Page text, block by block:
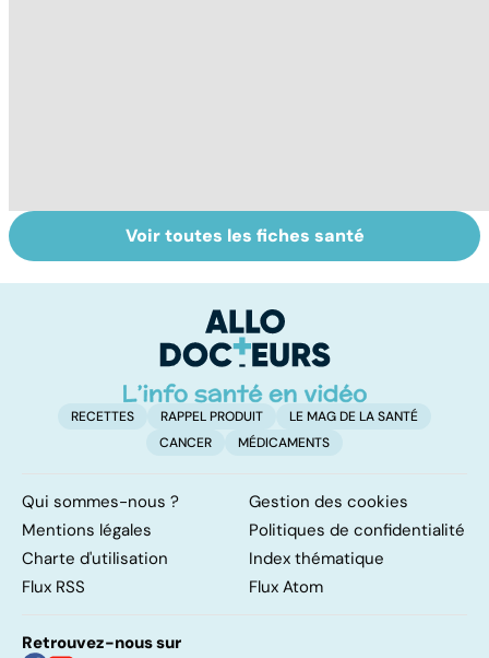
Comment tenir
ses bonnes
Muscler ses
abdos pour
ventre plat
Voir toutes les fiches santé
RECETTES RAPPEL PRODUIT
LE MAG DE LA SANTÉ
CANCER
MÉDICAMENTS
Qui sommes-nous ?
Gestion des cookies
Mentions légales
Politiques de confidentialité
Charte d'utilisation
Index thématique
Flux RSS
Flux Atom
Retrouvez-nous sur